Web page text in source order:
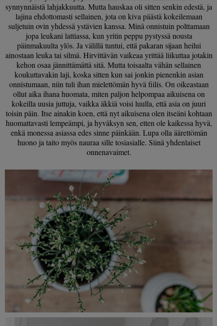
synnynnäistä lahjakkuutta. Mutta hauskaa oli sitten senkin edestä, ja
lajina ehdottomasti sellainen, jota on kiva päästä kokeilemaan
suljetuin ovin yhdessä ystävien kanssa. Minä onnistuin polttamaan
jopa leukani lattiassa, kun yritin peppu pystyssä nousta
päinmakuulta ylös. Ja välillä tuntui, että pakaran sijaan heilui
ainostaan leuka tai silmä. Hirvittävän vaikeaa yrittää liikuttaa jotakin
kehon osaa jännittämättä sitä. Mutta toisaalta vähän sellainen
koukuttavakin laji, koska sitten kun sai jonkin pienenkin asian
onnistumaan, niin tuli ihan mielettömän hyvä fiilis. On oikeastaan
ollut aika ihana huomata, miten paljon helpompaa aikuisena on
kokeilla uusia juttuja, vaikka äkkiä voisi luulla, että asia on juuri
toisin päin. Itse ainakin koen, että nyt aikuisena olen itseäni kohtaan
huomattavasti lempeämpi, ja hyväksyn sen, etten ole kaikessa hyvä,
enkä monessa asiassa edes sinne päinkään. Lupa olla äärettömän
huono ja taito myös nauraa sille tosiasialle. Siinä yhdenlaiset
onnenavaimet.